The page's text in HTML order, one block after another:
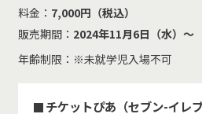
料金： 7,000円（税込）
販売期間： 2024年11月6日（水）～
年齢制限：※未就学児入場不可
チケットぴあ（セブン-イレ